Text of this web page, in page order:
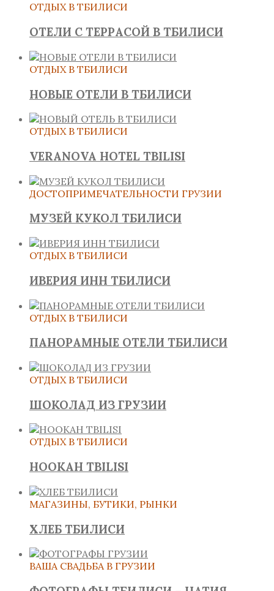
ОТДЫХ В ТБИЛИСИ
ОТЕЛИ С ТЕРРАСОЙ В ТБИЛИСИ
ОТДЫХ В ТБИЛИСИ
НОВЫЕ ОТЕЛИ В ТБИЛИСИ
ОТДЫХ В ТБИЛИСИ
VERANOVA HOTEL TBILISI
ДОСТОПРИМЕЧАТЕЛЬНОСТИ ГРУЗИИ
МУЗЕЙ КУКОЛ ТБИЛИСИ
ОТДЫХ В ТБИЛИСИ
ИВЕРИЯ ИНН ТБИЛИСИ
ОТДЫХ В ТБИЛИСИ
ПАНОРАМНЫЕ ОТЕЛИ ТБИЛИСИ
ОТДЫХ В ТБИЛИСИ
ШОКОЛАД ИЗ ГРУЗИИ
ОТДЫХ В ТБИЛИСИ
HOOKAH TBILISI
МАГАЗИНЫ, БУТИКИ, РЫНКИ
ХЛЕБ ТБИЛИСИ
ВАША СВАДЬБА В ГРУЗИИ